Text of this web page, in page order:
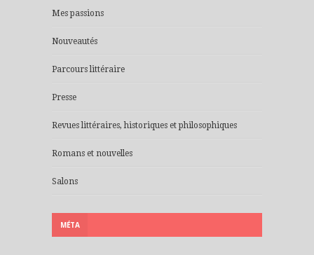
Mes passions
Nouveautés
Parcours littéraire
Presse
Revues littéraires, historiques et philosophiques
Romans et nouvelles
Salons
MÉTA